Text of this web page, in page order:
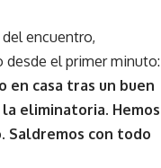
encuentro,
desde el primer minuto:
en casa tras un buen
la eliminatoria. Hemos
Saldremos con todo